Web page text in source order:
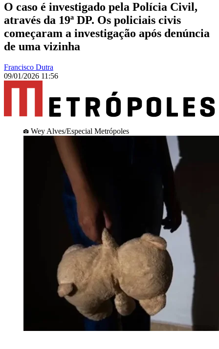
O caso é investigado pela Polícia Civil,
através da 19ª DP. Os policiais civis
começaram a investigação após denúncia
de uma vizinha
Francisco Dutra
09/01/2026 11:56
Wey Alves/Especial Metrópoles